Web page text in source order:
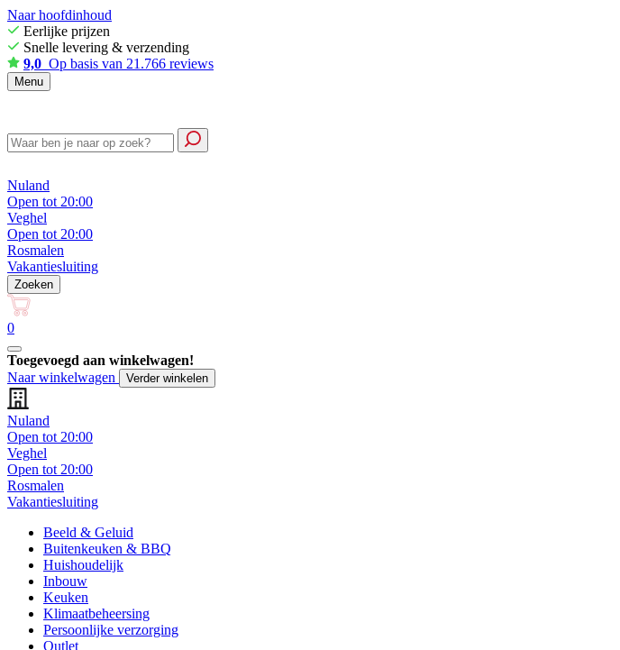
Naar hoofdinhoud
Eerlijke prijzen
Snelle levering & verzending
9,0 Op basis van 21.766 reviews
Menu
Nuland
Open tot 20:00
Veghel
Open tot 20:00
Rosmalen
Vakantiesluiting
Zoeken
0
Toegevoegd aan winkelwagen!
Naar winkelwagen
Verder winkelen
Nuland
Open tot 20:00
Veghel
Open tot 20:00
Rosmalen
Vakantiesluiting
Beeld & Geluid
Buitenkeuken & BBQ
Huishoudelijk
Inbouw
Keuken
Klimaatbeheersing
Persoonlijke verzorging
Outlet